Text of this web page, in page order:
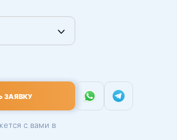
ЗАЯВКУ
с вами в